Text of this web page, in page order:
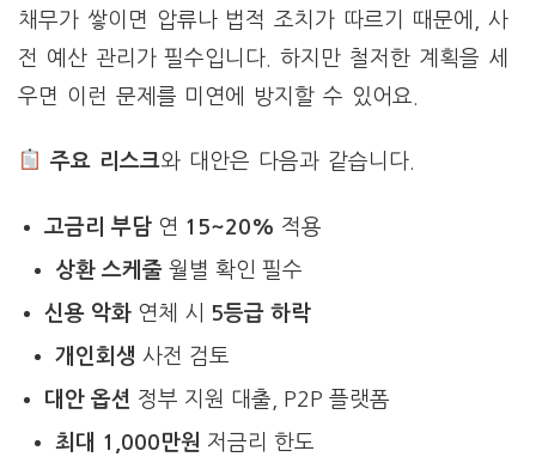
채무가 쌓이면 압류나 법적 조치가 따르기 때문에, 사
전 예산 관리가 필수입니다. 하지만 철저한 계획을 세
우면 이런 문제를 미연에 방지할 수 있어요.
주요 리스크와 대안은 다음과 같습니다.
고금리 부담연 15~20% 적용
상환 스케줄월별 확인 필수
신용 악화연체 시
5등급 하락
개인회생 사전 검토
대안 옵션 정부 지원 대출, P2P 플랫폼
최대 1,000만원 저금리 한도